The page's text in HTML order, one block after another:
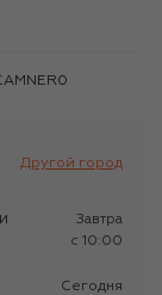
Другой город
Завтра
c 10:00
Сегодня